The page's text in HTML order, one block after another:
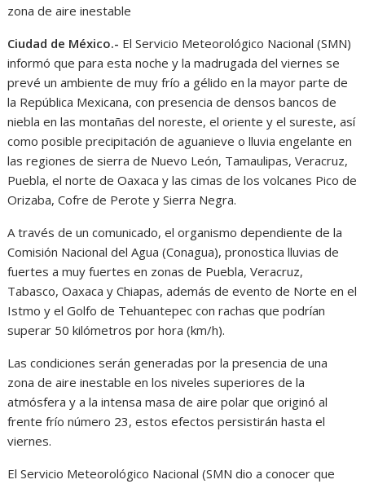
zona de aire inestable
Ciudad de México.- El Servicio Meteorológico Nacional (SMN)
informó que para esta noche y la madrugada del viernes se
prevé un ambiente de muy frío a gélido en la mayor parte de
la República Mexicana, con presencia de densos bancos de
niebla en las montañas del noreste, el oriente y el sureste, así
como posible precipitación de aguanieve o lluvia engelante en
las regiones de sierra de Nuevo León, Tamaulipas, Veracruz,
Puebla, el norte de Oaxaca y las cimas de los volcanes Pico de
Orizaba, Cofre de Perote y Sierra Negra.
A través de un comunicado, el organismo dependiente de la
Comisión Nacional del Agua (Conagua), pronostica lluvias de
fuertes a muy fuertes en zonas de Puebla, Veracruz,
Tabasco, Oaxaca y Chiapas, además de evento de Norte en el
Istmo y el Golfo de Tehuantepec con rachas que podrían
superar 50 kilómetros por hora (km/h).
Las condiciones serán generadas por la presencia de una
zona de aire inestable en los niveles superiores de la
atmósfera y a la intensa masa de aire polar que originó al
frente frío número 23, estos efectos persistirán hasta el
viernes.
El Servicio Meteorológico Nacional (SMN dio a conocer que